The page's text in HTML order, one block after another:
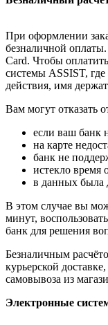
При оформлении
безналичной
Card. Чтобы
системы ASSIST,
действия, имя
Вам могут отказать
если ваш банк
на карте
банк не
истекло время
в данных была
В этом случае вы
минут,
банк для решения
Безналичным
курьерской
самовывоза из
Электронные